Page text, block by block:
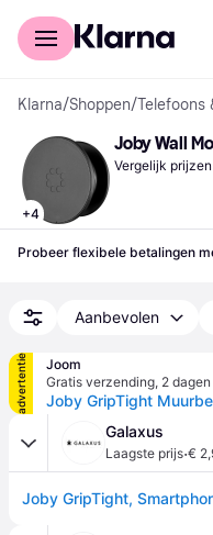
Voor shoppers
Klarna/Shoppen/Telefoons
+4
Joby Wall
Vergelijk
Probeer flexibele betalingen
Aanbevolen
advertentie
Joom
Gratis verzending, 2 dagen
Galaxus
Laagste prijs·€
Joby GripTight,